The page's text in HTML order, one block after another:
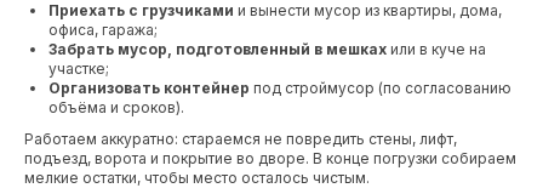
Приехать с грузчиками и вынести мусор из квартиры, дома,
офиса, гаража;
Забрать мусор, подготовленный в мешках или в куче на
участке;
Организовать контейнер под строймусор (по согласованию
объёма и сроков).
Работаем аккуратно: стараемся не повредить стены, лифт,
подъезд, ворота и покрытие во дворе. В конце погрузки собираем
мелкие остатки, чтобы место осталось чистым.